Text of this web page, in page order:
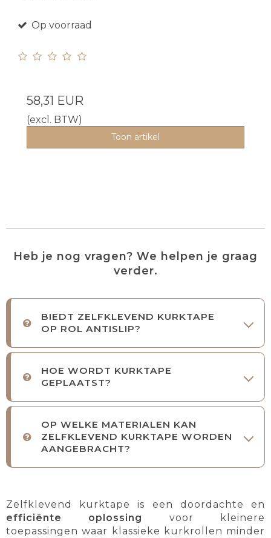
Op voorraad
58,31 EUR
(excl. BTW)
Toon artikel
Heb je nog vragen? We helpen je graag
verder.
BIEDT ZELFKLEVEND KURKTAPE
OP ROL ANTISLIP?
HOE WORDT KURKTAPE
GEPLAATST?
OP WELKE MATERIALEN KAN
ZELFKLEVEND KURKTAPE WORDEN
AANGEBRACHT?
Zelfklevend kurktape is een doordachte en
efficiënte oplossing
voor kleinere
toepassingen waar klassieke kurkrollen minder